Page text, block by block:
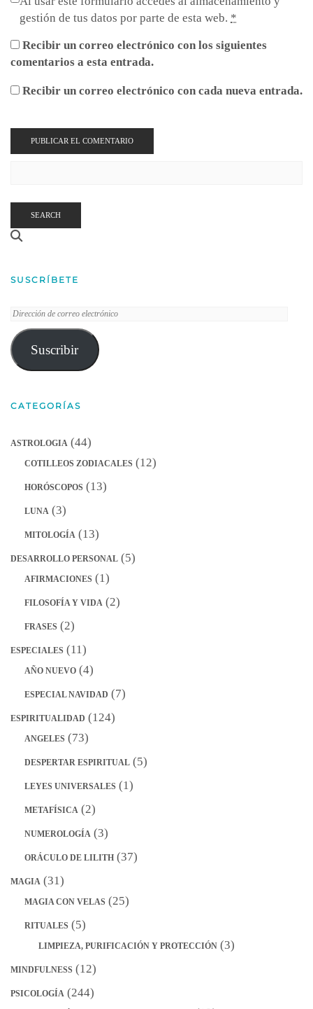
gestión de tus datos por parte de esta web. *
Recibir un correo electrónico con los siguientes
comentarios a esta entrada.
Recibir un correo electrónico con cada nueva entrada.
SEARCH
SUSCRÍBETE
Dirección
de
correo
electrónico
Suscribir
CATEGORÍAS
ASTROLOGIA (44)
COTILLEOS ZODIACALES (12)
HORÓSCOPOS (13)
LUNA (3)
MITOLOGÍA (13)
DESARROLLO PERSONAL (5)
AFIRMACIONES (1)
FILOSOFÍA Y VIDA (2)
FRASES (2)
ESPECIALES (11)
AÑO NUEVO (4)
ESPECIAL NAVIDAD (7)
ESPIRITUALIDAD (124)
ANGELES (73)
DESPERTAR ESPIRITUAL (5)
LEYES UNIVERSALES (1)
METAFÍSICA (2)
NUMEROLOGÍA (3)
ORÁCULO DE LILITH (37)
MAGIA (31)
MAGIA CON VELAS (25)
RITUALES (5)
LIMPIEZA, PURIFICACIÓN Y PROTECCIÓN (3)
MINDFULNESS (12)
PSICOLOGÍA (244)